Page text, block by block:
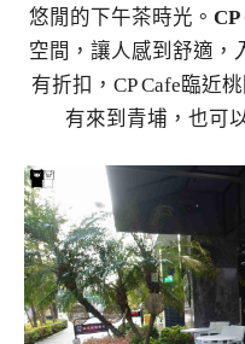
悠閒的下午茶時光。 CP
空間，讓人感到舒適，
有折扣，CP Cafe臨近
有來到青埔，也可